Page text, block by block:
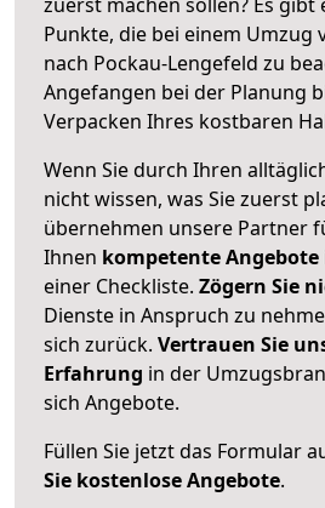
Punkte, die bei einem Umzug
nach Pockau-Lengefeld zu
Angefangen bei der Planung
Verpacken Ihres kostbaren
Wenn Sie durch Ihren
nicht wissen, was Sie zuerst
übernehmen unsere Partner
Ihnen kompetente Angebote
einer Checkliste. Zögern Sie
Dienste in Anspruch zu
sich zurück. Vertrauen Sie
Erfahrung in der
sich Angebote.
Füllen Sie jetzt das Formular
Sie kostenlose Angebote.